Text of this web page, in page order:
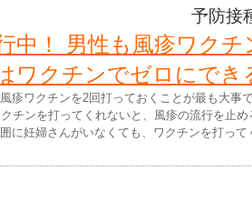
予防接
中！ 男性も風疹ワク
ワクチンでゼロにでき
疹ワクチンを2回打っておくことが最も大事
チンを打ってくれないと、風疹の流行を止め
に妊婦さんがいなくても、ワクチンを打って